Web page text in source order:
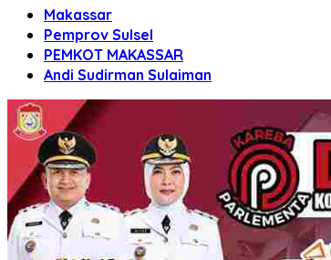
Makassar
Pemprov Sulsel
PEMKOT MAKASSAR
Andi Sudirman Sulaiman